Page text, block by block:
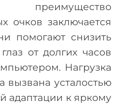
очков заключается
помогают снизить
от долгих часов
Нагрузка
вызвана усталостью
адаптации к яркому